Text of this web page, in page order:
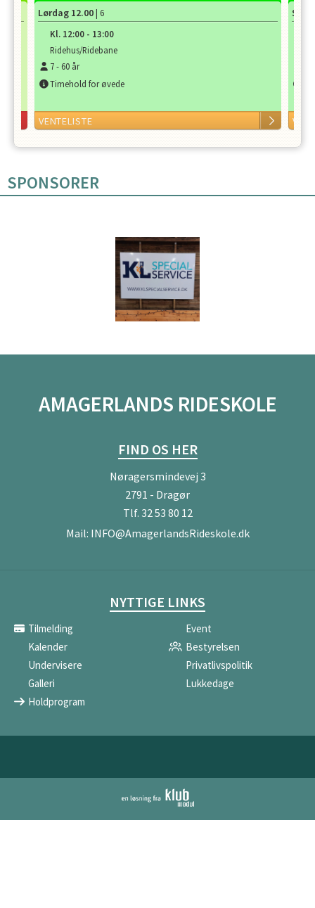
Lørdag 12.00| 6
Kl. 12:00 - 13:00
Ridehus/Ridebane
7- 60år
Timehold for øvede
VENTELISTE
SPONSORER
AMAGERLANDS RIDESKOLE
FIND OS HER
Nøragersmindevej 3
2791 - Dragør
Tlf. 32 53 80 12
Mail: INFO@AmagerlandsRideskole.dk
NYTTIGE LINKS
Tilmelding
Event
Kalender
Bestyrelsen
Undervisere
Privatlivspolitik
Galleri
Lukkedage
Holdprogram